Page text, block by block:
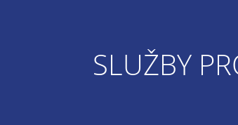
SLUŽBY